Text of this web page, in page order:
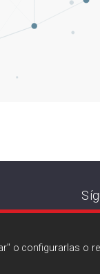
o configurarlas o